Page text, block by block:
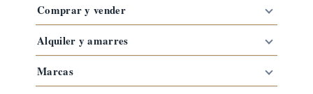
Comprar y vender
Alquiler y amarres
Marcas